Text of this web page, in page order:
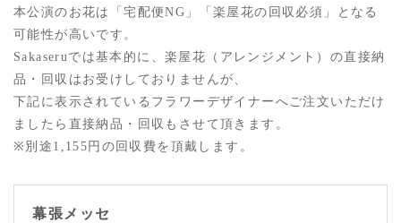
本公演のお花は「宅配便NG」「楽屋花の回収必須」となる
可能性が高いです。
Sakaseruでは基本的に、楽屋花（アレンジメント）の直接納
品・回収はお受けしておりませんが、
下記に表示されているフラワーデザイナーへご注文いただけ
ましたら直接納品・回収もさせて頂きます。
※別途1,155円の回収費を頂戴します。
幕張メッセ